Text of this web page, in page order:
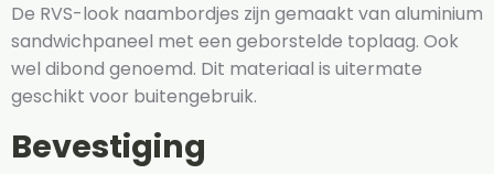
De RVS-look naambordjes zijn gemaakt van aluminium
sandwichpaneel met een geborstelde toplaag. Ook
wel dibond genoemd. Dit materiaal is uitermate
geschikt voor buitengebruik.
Bevestiging